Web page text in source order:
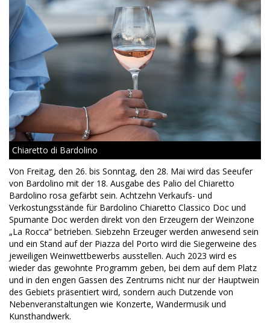
Chiaretto di Bardolino
Von Freitag, den 26. bis Sonntag, den 28. Mai wird das Seeufer
von Bardolino mit der 18. Ausgabe des Palio del Chiaretto
Bardolino rosa gefärbt sein. Achtzehn Verkaufs- und
Verkostungsstände für Bardolino Chiaretto Classico Doc und
Spumante Doc werden direkt von den Erzeugern der Weinzone
„La Rocca“ betrieben. Siebzehn Erzeuger werden anwesend sein
und ein Stand auf der Piazza del Porto wird die Siegerweine des
jeweiligen Weinwettbewerbs ausstellen. Auch 2023 wird es
wieder das gewohnte Programm geben, bei dem auf dem Platz
und in den engen Gassen des Zentrums nicht nur der Hauptwein
des Gebiets präsentiert wird, sondern auch Dutzende von
Nebenveranstaltungen wie Konzerte, Wandermusik und
Kunsthandwerk.